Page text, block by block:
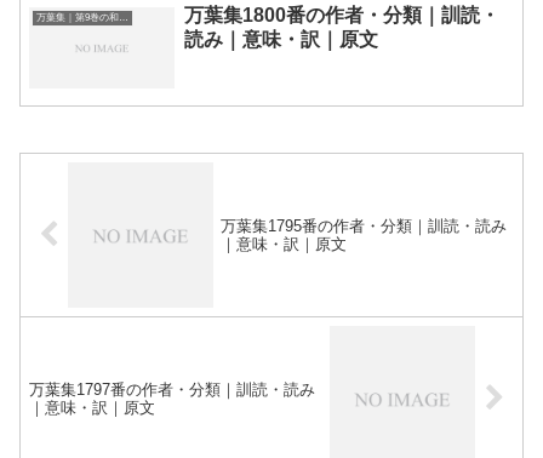
万葉集1800番の作者・分類｜訓読・
読み｜意味・訳｜原文
万葉集1795番の作者・分類｜訓読・読み
｜意味・訳｜原文
万葉集1797番の作者・分類｜訓読・読み
｜意味・訳｜原文